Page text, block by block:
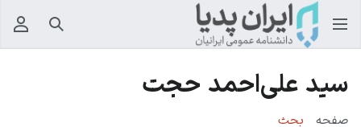
جستجو
سید علی‌احمد حجت
صفحه بحث